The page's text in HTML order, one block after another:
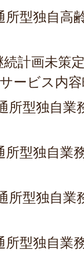
型独自高
計画未策
ービス内
所型独自業
型独自業
所型独自業
型独自業